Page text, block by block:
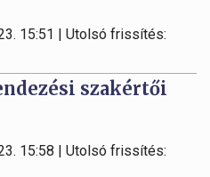
15:51 | Utolsó frissítés:
szakértői
15:58 | Utolsó frissítés: